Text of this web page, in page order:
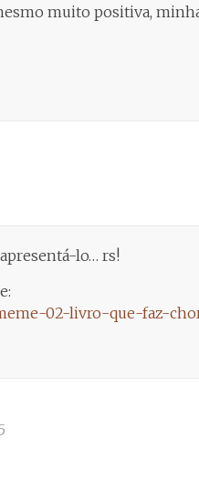
muito positiva,
lo… rs!
02-livro-que-faz-